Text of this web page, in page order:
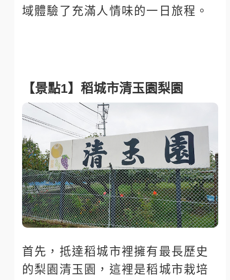
域體驗了充滿人情味的一日旅程。
【景點1】稻城市清玉園梨園
首先，抵達稻城市裡擁有最長歷史
的梨園清玉園，這裡是稻城市栽培